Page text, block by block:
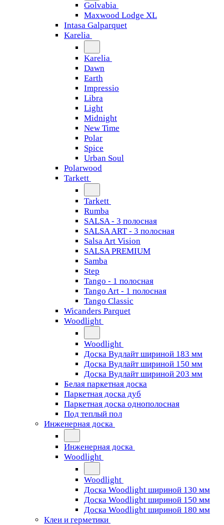
Golvabia
Maxwood Lodge XL
Intasa Galparquet
Karelia
Karelia
Dawn
Earth
Impressio
Libra
Light
Midnight
New Time
Polar
Spice
Urban Soul
Polarwood
Tarkett
Tarkett
Rumba
SALSA - 3 полосная
SALSA ART - 3 полосная
Salsa Art Vision
SALSA PREMIUM
Samba
Step
Tango - 1 полосная
Tango Art - 1 полосная
Tango Classiс
Wicanders Parquet
Woodlight
Woodlight
Доска Вудлайт шириной 183 мм
Доска Вудлайт шириной 150 мм
Доска Вудлайт шириной 203 мм
Белая паркетная доска
Паркетная доска дуб
Паркетная доска однополосная
Под теплый пол
Инженерная доска
Инженерная доска
Woodlight
Woodlight
Доска Woodlight шириной 130 мм
Доска Woodlight шириной 150 мм
Доска Woodlight шириной 180 мм
Клеи и герметики